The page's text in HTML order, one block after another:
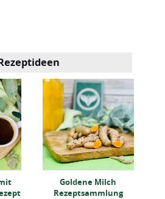
Goldene Milch
Rezeptsammlung